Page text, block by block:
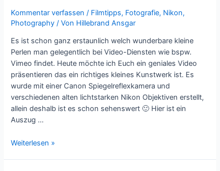
Kommentar verfassen / Filmtipps, Fotografie, Nikon,
Photography / Von Hillebrand Ansgar
Es ist schon ganz erstaunlich welch wunderbare kleine
Perlen man gelegentlich bei Video-Diensten wie bspw.
Vimeo findet. Heute möchte ich Euch ein geniales Video
präsentieren das ein richtiges kleines Kunstwerk ist. Es
wurde mit einer Canon Spiegelreflexkamera und
verschiedenen alten lichtstarken Nikon Objektiven erstellt,
allein deshalb ist es schon sehenswert 🙂 Hier ist ein
Auszug …
Blitzlicht
Weiterlesen »